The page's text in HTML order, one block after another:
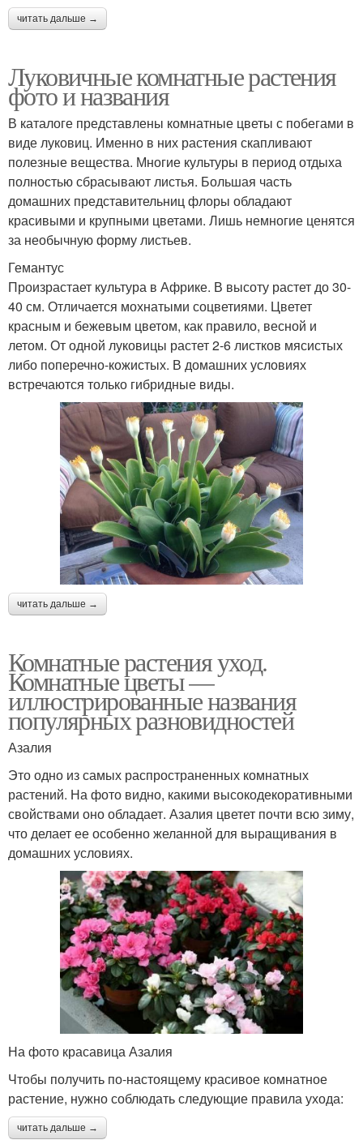
читать дальше →
Луковичные комнатные растения
фото и названия
В каталоге представлены комнатные цветы с побегами в
виде луковиц. Именно в них растения скапливают
полезные вещества. Многие культуры в период отдыха
полностью сбрасывают листья. Большая часть
домашних представительниц флоры обладают
красивыми и крупными цветами. Лишь немногие ценятся
за необычную форму листьев.
Гемантус
Произрастает культура в Африке. В высоту растет до 30-
40 см. Отличается мохнатыми соцветиями. Цветет
красным и бежевым цветом, как правило, весной и
летом. От одной луковицы растет 2-6 листков мясистых
либо поперечно-кожистых. В домашних условиях
встречаются только гибридные виды.
читать дальше →
Комнатные растения уход.
Комнатные цветы —
иллюстрированные названия
популярных разновидностей
Азалия
Это одно из самых распространенных комнатных
растений. На фото видно, какими высокодекоративными
свойствами оно обладает. Азалия цветет почти всю зиму,
что делает ее особенно желанной для выращивания в
домашних условиях.
На фото красавица Азалия
Чтобы получить по-настоящему красивое комнатное
растение, нужно соблюдать следующие правила ухода:
читать дальше →